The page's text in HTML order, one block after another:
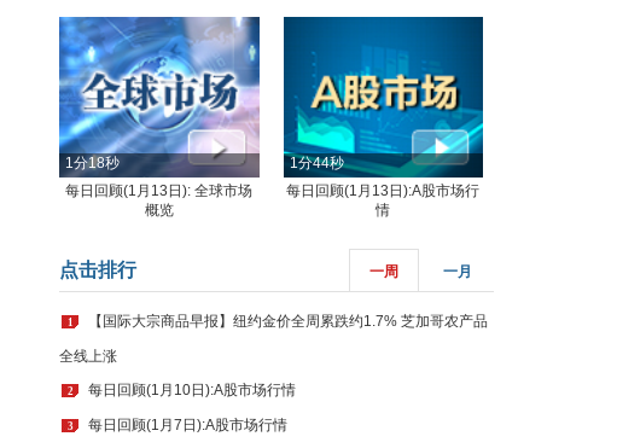
1分18秒
每日回顾(1月13日): 全球市场
概览
1分44秒
每日回顾(1月13日):A股市场行
情
点击排行 一周 一月
1 【国际大宗商品早报】纽约金价全周累跌约1.7% 芝加哥农产品
全线上涨
2 每日回顾(1月10日):A股市场行情
3 每日回顾(1月7日):A股市场行情